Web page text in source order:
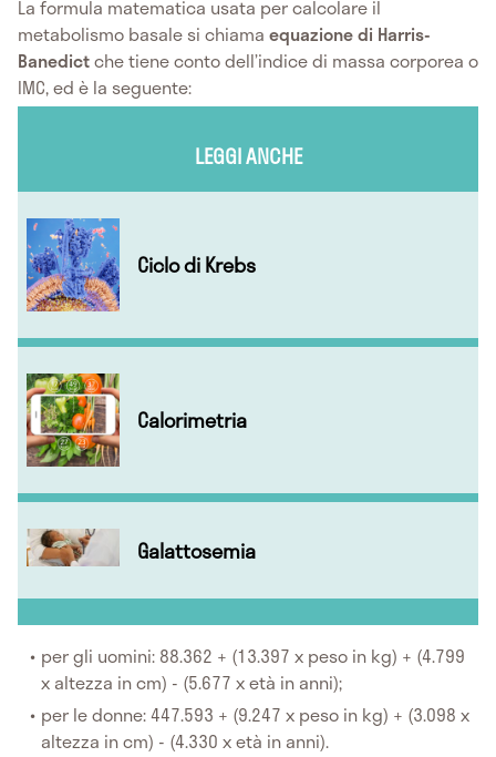
La formula matematica usata per calcolare il
metabolismo basale si chiama equazione di Harris-
Banedictche tiene conto dell’indice di massa corporea o
IMC, ed è la seguente:
LEGGI ANCHE
Ciclo di Krebs
Calorimetria
Galattosemia
per gli uomini: 88.362 + (13.397 x peso in kg) + (4.799
x altezza in cm) - (5.677 x età in anni);
per le donne: 447.593 + (9.247 x peso in kg) + (3.098 x
altezza in cm) - (4.330 x età in anni).